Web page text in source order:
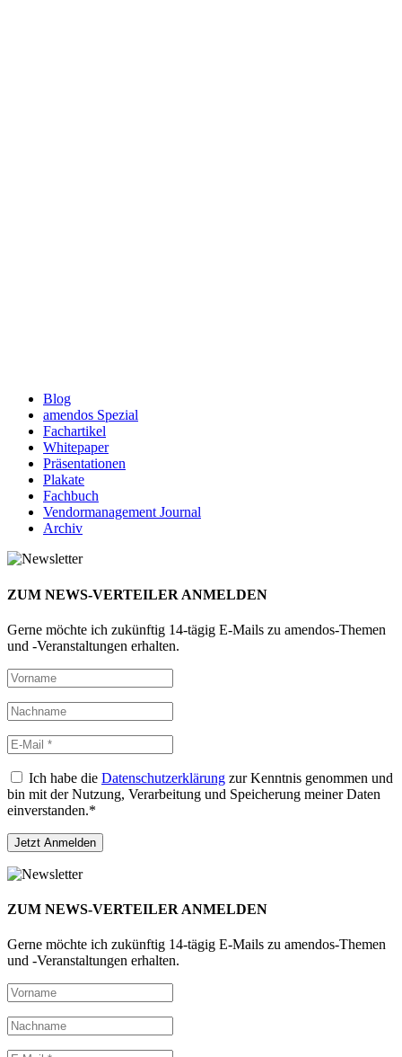
Blog
amendos Spezial
Fachartikel
Whitepaper
Präsentationen
Plakate
Fachbuch
Vendormanagement Journal
Archiv
ZUM NEWS-VERTEILER ANMELDEN
Gerne möchte ich zukünftig 14-tägig E-Mails zu amendos-Themen
und -Veranstaltungen erhalten.
Ich habe die Datenschutzerklärung zur Kenntnis genommen und
bin mit der Nutzung, Verarbeitung und Speicherung meiner Daten
einverstanden.*
ZUM NEWS-VERTEILER ANMELDEN
Gerne möchte ich zukünftig 14-tägig E-Mails zu amendos-Themen
und -Veranstaltungen erhalten.